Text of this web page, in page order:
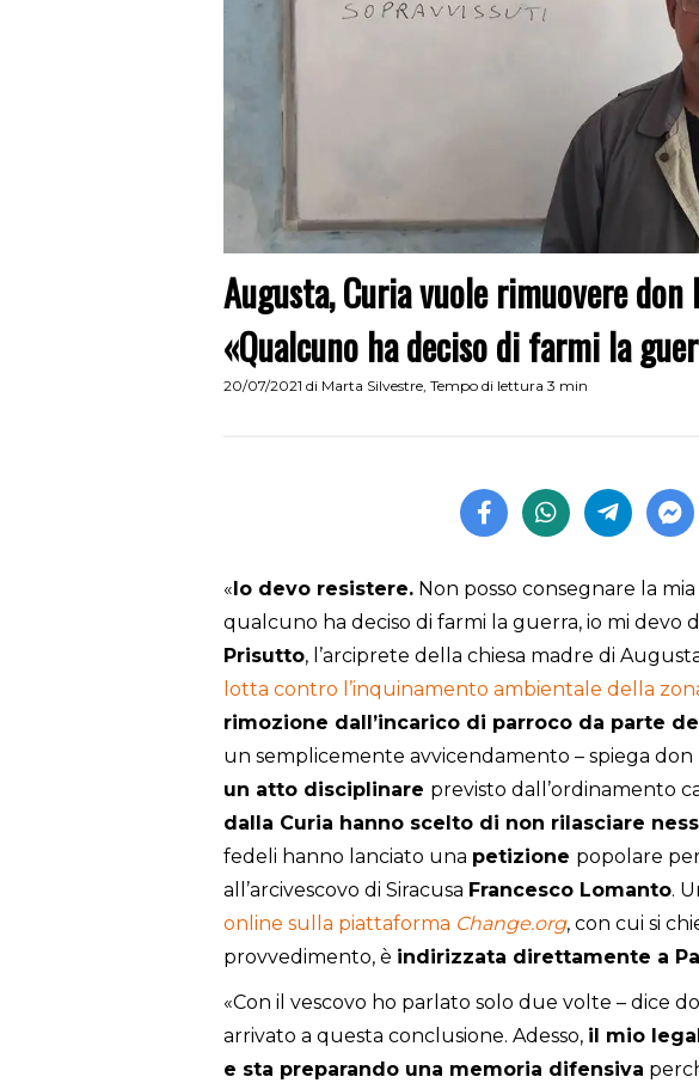
Augusta, Curia vuole rimuovere
«Qualcuno ha deciso di farmi la
20/07/2021 di Marta Silvestre, Tempo di lettura 3 min
«Io devo resistere. Non posso consegnare la
qualcuno ha deciso di farmi la guerra, io mi devo
Prisutto, l’arciprete della chiesa madre di
lotta contro l’inquinamento ambientale della
rimozione dall’incarico di parroco da parte
un semplicemente avvicendamento – spiega don
un atto disciplinare previsto dall’ordinamento
dalla Curia hanno scelto di non rilasciare
fedeli hanno lanciato una petizione popolare
all’arcivescovo di Siracusa Francesco Lomanto.
online sulla piattaforma Change.org, con cui si
provvedimento, è indirizzata direttamente a
«Con il vescovo ho parlato solo due volte – dice
arrivato a questa conclusione. Adesso, il mio
e sta preparando una memoria difensiva